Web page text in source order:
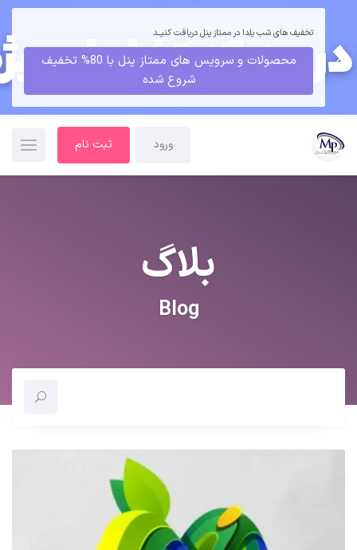
تخفیف های شب یلدا در ممتاز پنل دریافت کنیــد
محصولات و سرویس های ممتاز پنل با 80% تخفیف
شروع شده
ورود ثبت نام
بلاگ
Blog